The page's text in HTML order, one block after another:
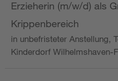
Erzieherin (m/w/d) als
Krippenbereich
in unbefristeter Anstellung,
Kinderdorf Wilhelmshaven-